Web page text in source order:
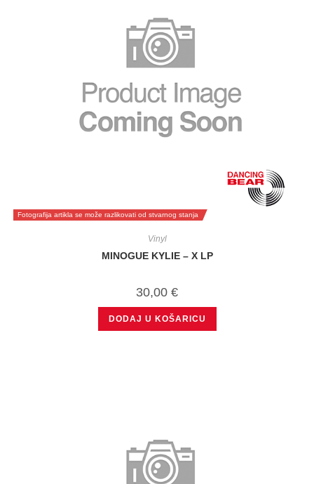
Fotografija artikla se može razlikovati od stvarnog stanja
Vinyl
MINOGUE KYLIE – X LP
30,00 €
DODAJ U KOŠARICU